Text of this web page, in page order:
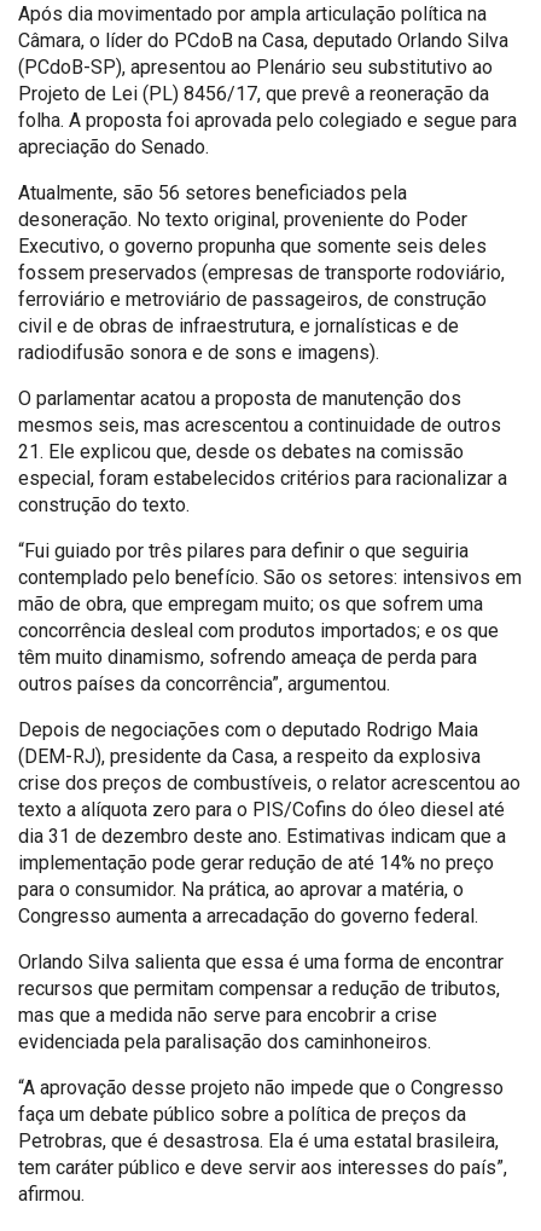
Após dia movimentado por ampla articulação política na
Câmara, o líder do PCdoB na Casa, deputado Orlando Silva
(PCdoB-SP), apresentou ao Plenário seu substitutivo ao
Projeto de Lei (PL) 8456/17, que prevê a reoneração da
folha. A proposta foi aprovada pelo colegiado e segue para
apreciação do Senado.
Atualmente, são 56 setores beneficiados pela
desoneração. No texto original, proveniente do Poder
Executivo, o governo propunha que somente seis deles
fossem preservados (empresas de transporte rodoviário,
ferroviário e metroviário de passageiros, de construção
civil e de obras de infraestrutura, e jornalísticas e de
radiodifusão sonora e de sons e imagens).
O parlamentar acatou a proposta de manutenção dos
mesmos seis, mas acrescentou a continuidade de outros
21. Ele explicou que, desde os debates na comissão
especial, foram estabelecidos critérios para racionalizar a
construção do texto.
“Fui guiado por três pilares para definir o que seguiria
contemplado pelo benefício. São os setores: intensivos em
mão de obra, que empregam muito; os que sofrem uma
concorrência desleal com produtos importados; e os que
têm muito dinamismo, sofrendo ameaça de perda para
outros países da concorrência”, argumentou.
Depois de negociações com o deputado Rodrigo Maia
(DEM-RJ), presidente da Casa, a respeito da explosiva
crise dos preços de combustíveis, o relator acrescentou ao
texto a alíquota zero para o PIS/Cofins do óleo diesel até
dia 31 de dezembro deste ano. Estimativas indicam que a
implementação pode gerar redução de até 14% no preço
para o consumidor. Na prática, ao aprovar a matéria, o
Congresso aumenta a arrecadação do governo federal.
Orlando Silva salienta que essa é uma forma de encontrar
recursos que permitam compensar a redução de tributos,
mas que a medida não serve para encobrir a crise
evidenciada pela paralisação dos caminhoneiros.
“A aprovação desse projeto não impede que o Congresso
faça um debate público sobre a política de preços da
Petrobras, que é desastrosa. Ela é uma estatal brasileira,
tem caráter público e deve servir aos interesses do país”,
afirmou.